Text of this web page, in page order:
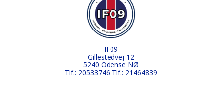
IF09
Gillestedvej 12
5240 Odense NØ
Tlf.: 20533746 Tlf.: 21464839